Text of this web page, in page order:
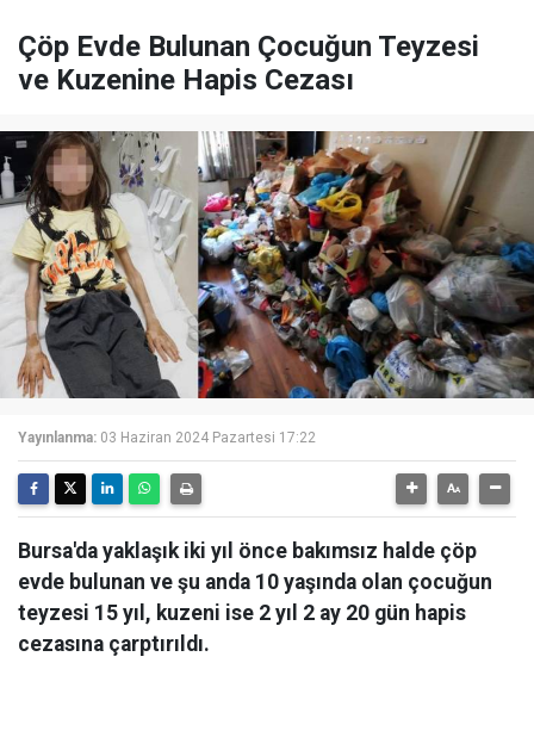
Çöp Evde Bulunan Çocuğun Teyzesi
ve Kuzenine Hapis Cezası
Yayınlanma: 03 Haziran 2024 Pazartesi 17:22
Bursa'da yaklaşık iki yıl önce bakımsız halde çöp
evde bulunan ve şu anda 10 yaşında olan çocuğun
teyzesi 15 yıl, kuzeni ise 2 yıl 2 ay 20 gün hapis
cezasına çarptırıldı.